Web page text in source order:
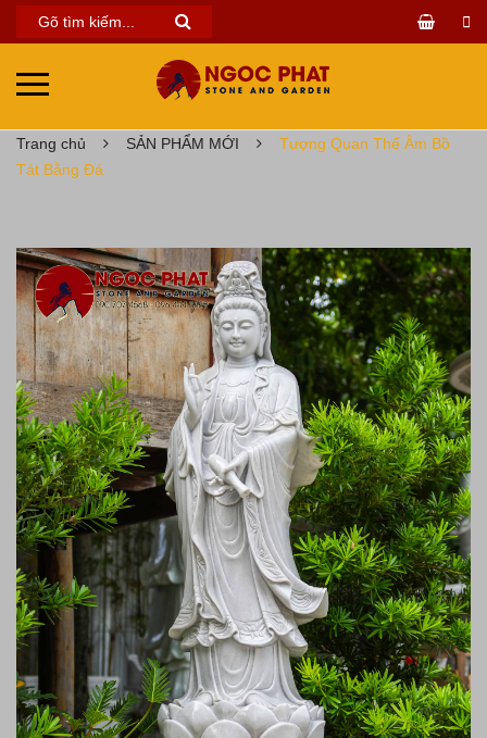
Trang chủ SẢN PHẨM MỚI
Tượng Quan Thế Âm Bồ
Tát Bằng Đá